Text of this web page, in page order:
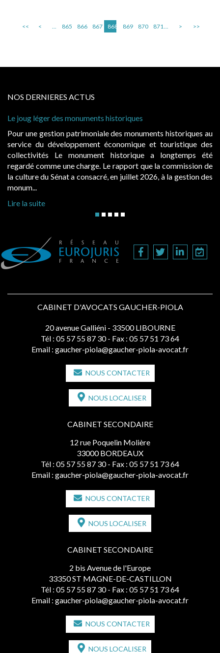
<< < ... 865 866 867 868 869 870 871... > >>
NOS DERNIERES ACTUS
Le joug léger des monuments historiques
Pour une gestion patrimoniale des monuments historiques au
service du développement économique et touristique des
collectivités Le monument historique a longtemps été
regardé comme une charge. Le rapport que la commission de
la culture du Sénat a consacré, en juillet 2026, à la gestion des
monum...
Lire la suite
CABINET D'AVOCATS GAUCHER-PIOLA
20 avenue Galliéni - 33500 LIBOURNE
Tél : 05 57 55 87 30 - Fax : 05 57 51 73 64
Email : gaucher-piola@gaucher-piola-avocat.fr
NOUS CONTACTER
NOUS LOCALISER
CABINET SECONDAIRE
12 rue Poquelin Molière
33000 BORDEAUX
Tél : 05 57 55 87 30 - Fax : 05 57 51 73 64
Email : gaucher-piola@gaucher-piola-avocat.fr
NOUS CONTACTER
NOUS LOCALISER
CABINET SECONDAIRE
2 bis Avenue de l'Europe
33350 ST MAGNE-DE-CASTILLON
Tél : 05 57 55 87 30 - Fax : 05 57 51 73 64
Email : gaucher-piola@gaucher-piola-avocat.fr
NOUS CONTACTER
NOUS LOCALISER